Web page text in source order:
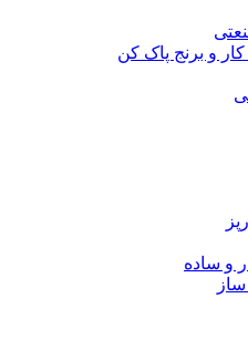
و برنج پاک کن
و ساده